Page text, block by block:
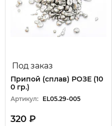
Под заказ
Припой (сплав) РОЗЕ (10
0 гр.)
Артикул: EL05.29-005
320 ₽